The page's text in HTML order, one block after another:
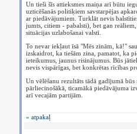
Un tieši šīs attieksmes maiņa arī būtu
uzticēšanās politiķiem savstarpējas
ar piedāvājumiem. Turklāt nevis
jumts, citiem - pabalsti), bet gan
situācijas uzlabošanai valstī.
To nevar iekļaut īsā "Mēs zinām, kā!"
izskaidrot, ka tiešām zina, pamatot, ka
ieteikumus, jaunus risinājumus. Būs
nevis vispārīgas, bet konkrētas rīcības
Un vēlēšanu rezultāts tādā gadījumā būs
pārliecinošākā, ticamākā piedāvājuma
arī vecajām partijām.
« atpakaļ